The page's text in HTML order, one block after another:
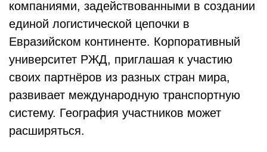
компаниями, задействованными в создании
единой логистической цепочки в
Евразийском континенте. Корпоративный
университет РЖД, приглашая к участию
своих партнёров из разных стран мира,
развивает международную транспортную
систему. География участников может
расширяться.